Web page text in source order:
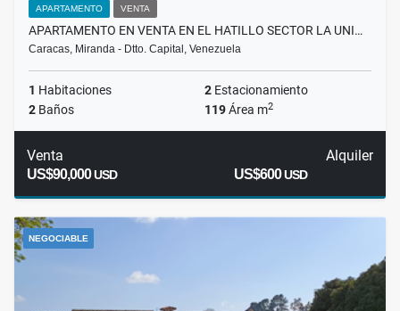
APARTAMENTO VENTA
APARTAMENTO EN VENTA EN EL HATILLO SECTOR LA UNI…
Caracas, Miranda - Dtto. Capital, Venezuela
1 Habitaciones 2 Estacionamiento
2 Baños 119Área m2
Venta
US$90,000USD
Alquiler
US$600USD
NEGOCIABLE